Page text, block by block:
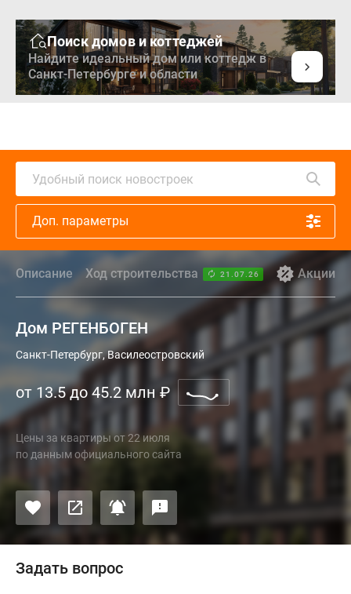
Поиск домов и коттеджей
Найдите идеальный дом или коттедж в
Санкт-Петербурге и области
Удобный поиск новостроек
Доп. параметры
Описание Ход строительства 21.07.26 Акции
Дом РЕГЕНБОГЕН
Санкт-Петербург, Василеостровский
от 13.5 до 45.2 млн ₽
Цены за квартирыот22 июля
по данным официального сайта
Задать вопрос